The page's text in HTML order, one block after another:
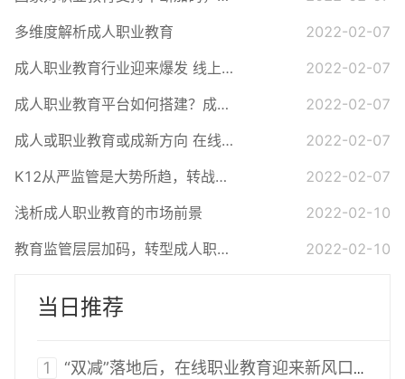
多维度解析成人职业教育
2022-02-07
成人职业教育行业迎来爆发 线上职业教育平台有什么用？
2022-02-07
成人职业教育平台如何搭建？成人职业教育前景分析
2022-02-07
成人或职业教育或成新方向 在线职业教育系统如何运用？
2022-02-07
K12从严监管是大势所趋，转战成人职业教育这条道路还算安全
2022-02-07
浅析成人职业教育的市场前景
2022-02-10
教育监管层层加码，转型成人职业教育能否成功？
2022-02-10
当日推荐
1 “双减”落地后，在线职业教育迎来新风口，